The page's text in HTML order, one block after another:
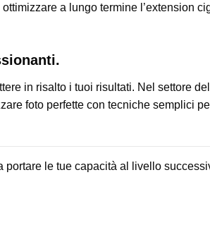
a lungo termine l’extension
in risalto i tuoi risultati. Nel settore
foto perfette con tecniche semplici
le tue capacità al livello